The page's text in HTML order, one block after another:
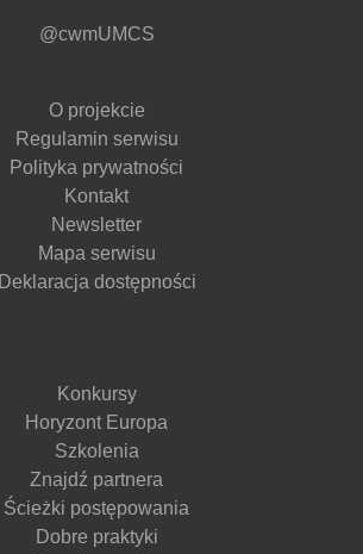
@cwmUMCS
O projekcie
Regulamin serwisu
Polityka prywatności
Kontakt
Newsletter
Mapa serwisu
Deklaracja dostępności
Konkursy
Horyzont Europa
Szkolenia
Znajdź partnera
Ścieżki postępowania
Dobre praktyki